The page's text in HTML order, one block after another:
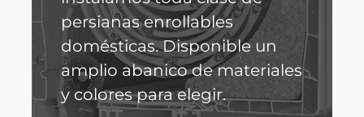
persianas enrollables
domésticas. Disponible un
amplio abanico de materiales
y colores para elegir.